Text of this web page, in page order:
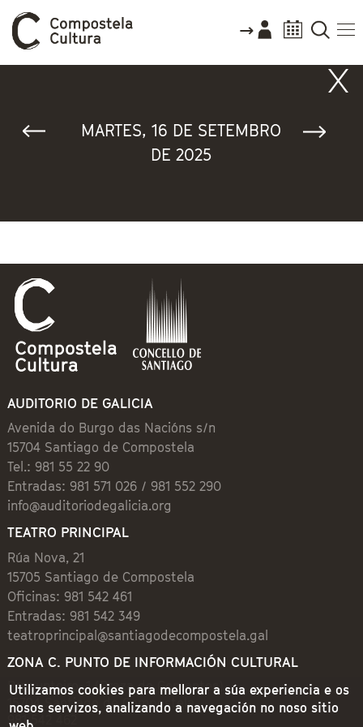
MARTES, 16 DE SETEMBRO
DE 2025
AUDITORIO DE GALICIA
Avenida do Burgo das Nacións s/n
15704 Santiago de Compostela
Tel.: 981 55 22 90
Entradas: 981 571 026 / 981 552 290
info@auditoriodegalicia.org
TEATRO PRINCIPAL
Rúa Nova, 21
15705 Santiago de Compostela
Oficinas: 981 542 461
Entradas: 981 542 349
teatroprincipal@santiagodecompostela.gal
ZONA C. PUNTO DE INFORMACIÓN CULTURAL
Preguntoiro, 1 (Praza de Cervantes)
15704 Santiago de Compostela
981 542 462
Utilizamos cookies para mellorar a súa experiencia e os
nosos servizos, analizando a navegación no noso sitio